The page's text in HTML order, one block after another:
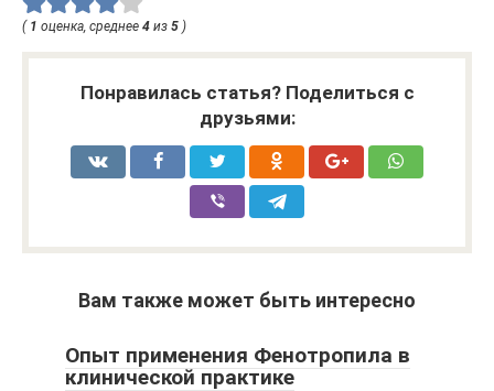
( 1 оценка, среднее 4 из 5 )
Понравилась статья? Поделиться с
друзьями:
Вам также может быть интересно
Опыт применения Фенотропила в
клинической практике